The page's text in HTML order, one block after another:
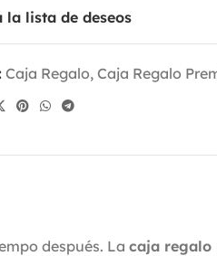
la lista de deseos
Caja Regalo, Caja Regalo
después. La caja regalo